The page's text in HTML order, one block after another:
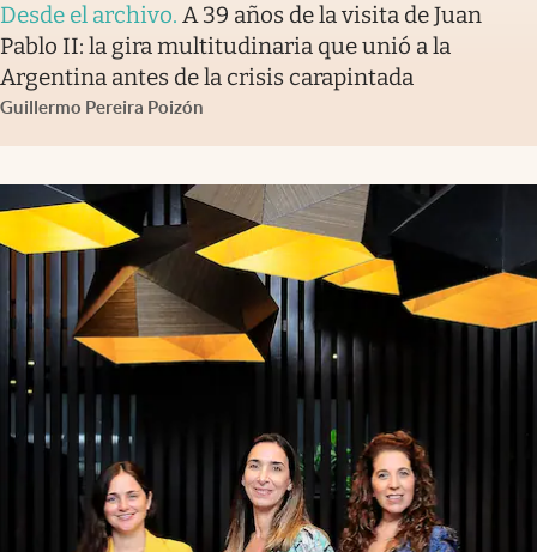
Desde el archivo. A 39 años de la visita de Juan
Pablo II: la gira multitudinaria que unió a la
Argentina antes de la crisis carapintada
Guillermo Pereira Poizón